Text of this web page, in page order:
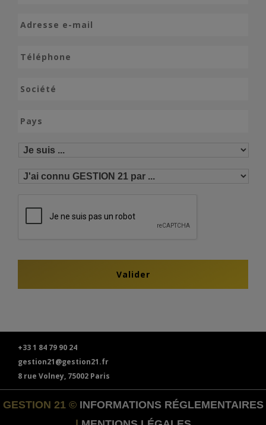
+33 1 84 79 90 24
gestion21@gestion21.fr
8 rue Volney, 75002 Paris
GESTION 21 © INFORMATIONS RÉGLEMENTAIRES